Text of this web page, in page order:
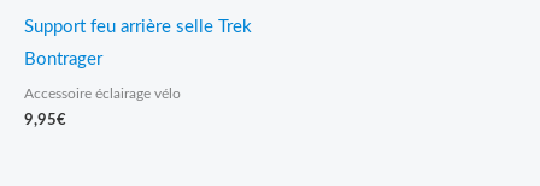
Support feu arrière selle Trek
Bontrager
Accessoire éclairage vélo
9,95€